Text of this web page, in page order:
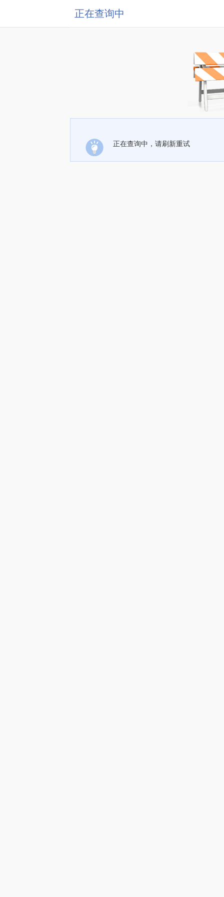
正在查询中
正在查询中，请刷新重试